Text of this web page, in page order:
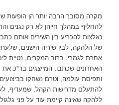
מקרה מסובך הרבה יותר הן הופעות
להחליף במהלך חייהן לא רק נגנים
נאלצות להכריע בין השירים אותם
של הלהקה, לבין שיריה הישנים,
אחרת לגמרי. ברוב המקרים, נטיית
האחרונים שכתבו, המייצגים בד"כ את
ותפיסת עולמה, וטרם נשחקו
להתעלם מדרישות הקהל, שמעדיף,
ללהקה שאינה קיימת עוד על פני